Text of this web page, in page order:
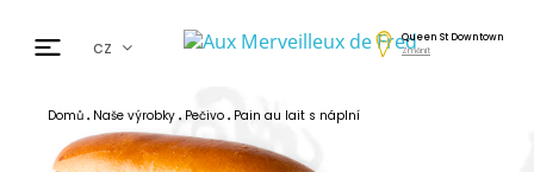
cz
en
de
Queen St Downtown
Změnit
Domů Naše výrobky Pečivo Pain au lait s náplní